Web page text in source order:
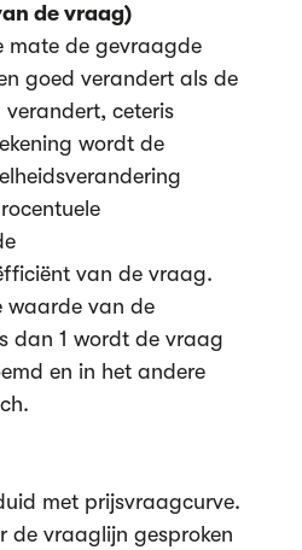
de vraag)
mate de gevraagde
goed verandert als de
ceteris
wordt de
van de vraag.
waarde van de
dan 1 wordt de vraag
en in het andere
met prijsvraagcurve.
de vraaglijn gesproken